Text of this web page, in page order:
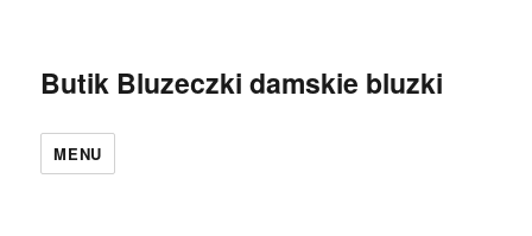
Butik Bluzeczki damskie bluzki
MENU